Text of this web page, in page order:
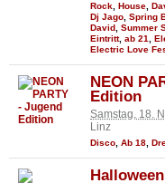
Rock, House,
Dj Jago, Spring
David, Summer
Eintritt, ab 21,
Electric Love
NEON
Edition
Samstag, 18.
Linz
Disco Ab 18